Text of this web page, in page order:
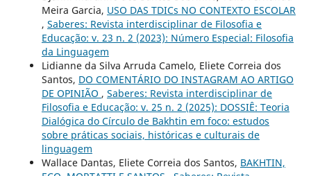
Meira Garcia, USO DAS TDICs NO CONTEXTO ESCOLAR
, Saberes: Revista interdisciplinar de Filosofia e
Educação: v. 23 n. 2 (2023): Número Especial: Filosofia
da Linguagem
Lidianne da Silva Arruda Camelo, Eliete Correia dos
Santos, DO COMENTÁRIO DO INSTAGRAM AO ARTIGO
DE OPINIÃO , Saberes: Revista interdisciplinar de
Filosofia e Educação: v. 25 n. 2 (2025): DOSSIÊ: Teoria
Dialógica do Círculo de Bakhtin em foco: estudos
sobre práticas sociais, históricas e culturais de
linguagem
Wallace Dantas, Eliete Correia dos Santos, BAKHTIN,